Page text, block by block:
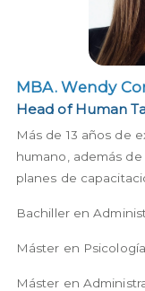
MBA. Wendy
Head of Human
Más de 13 años de
humano, además
planes de
Bachiller en
Máster en
Máster en